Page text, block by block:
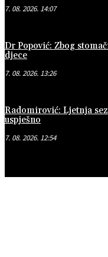
7. 08. 2026. 14:07
Dr Popović: Zbog
djece
7. 08. 2026. 13:26
Radomirović: Ljetnja
uspješno
7. 08. 2026. 12:54